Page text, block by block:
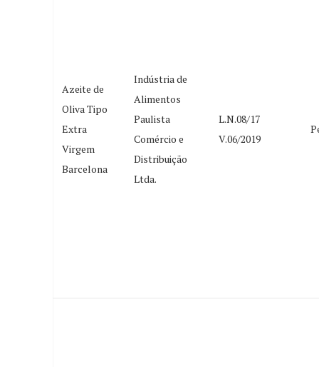
Azeite de
Oliva Tipo
Extra
Virgem
Barcelona
Indústria de
Alimentos
Paulista
Comércio e
Distribuição
Ltda.
L.N.08/17
V.06/2019